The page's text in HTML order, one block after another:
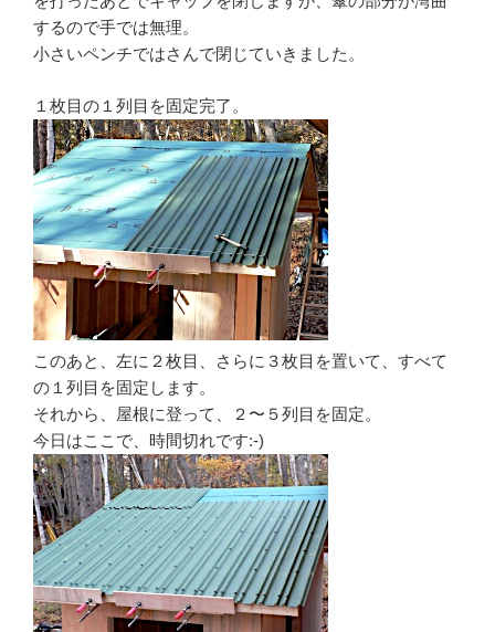
するので手では無理。
小さいペンチではさんで閉じていきました。
１枚目の１列目を固定完了。
このあと、左に２枚目、さらに３枚目を置いて、すべて
の１列目を固定します。
それから、屋根に登って、２〜５列目を固定。
今日はここで、時間切れです:-)